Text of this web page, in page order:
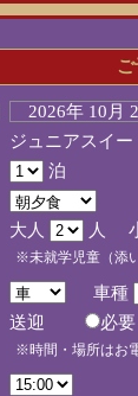
2026年 10
ジュニアスイ
泊
大人 人
※未就学児童（添
車種
送迎
※時間・場所はお